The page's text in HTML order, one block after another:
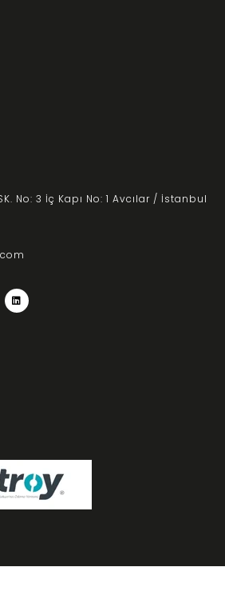
modellerini
SK. No: 3 İç Kapı No: 1 Avcılar / İstanbul